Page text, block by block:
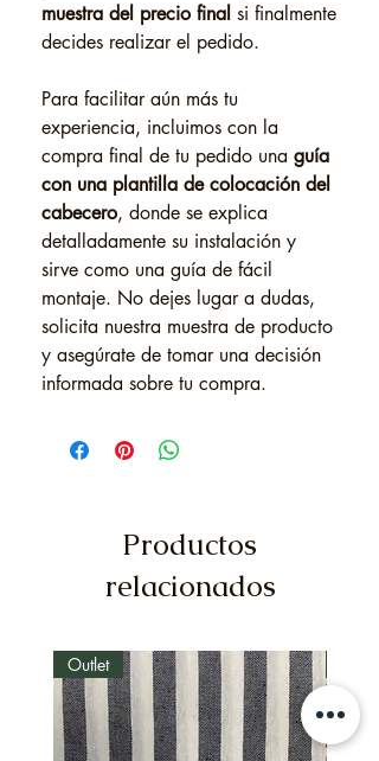
muestra del precio final si finalmente
decides realizar el pedido.
Para facilitar aún más tu
experiencia, incluimos con la
compra final de tu pedido una guía
con una plantilla de colocación del
cabecero, donde se explica
detalladamente su instalación y
sirve como una guía de fácil
montaje. No dejes lugar a dudas,
solicita nuestra muestra de producto
y asegúrate de tomar una decisión
informada sobre tu compra.
Productos
relacionados
Outlet